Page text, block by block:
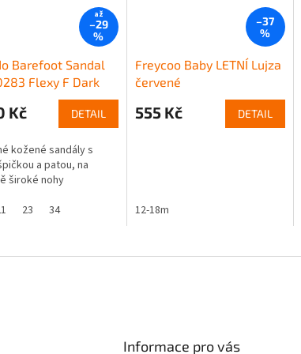
až
–29
%
Barefoot Sandal
Flexy F Dark
Kč DETAIL
kožené sandály s
a patou, na
široké nohy
23 34
–37
%
Freycoo Baby LETNÍ Lujza
červené
555 Kč DETAIL
12-18m
Informace pro vás